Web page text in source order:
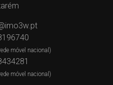
móvel nacional)
móvel nacional)